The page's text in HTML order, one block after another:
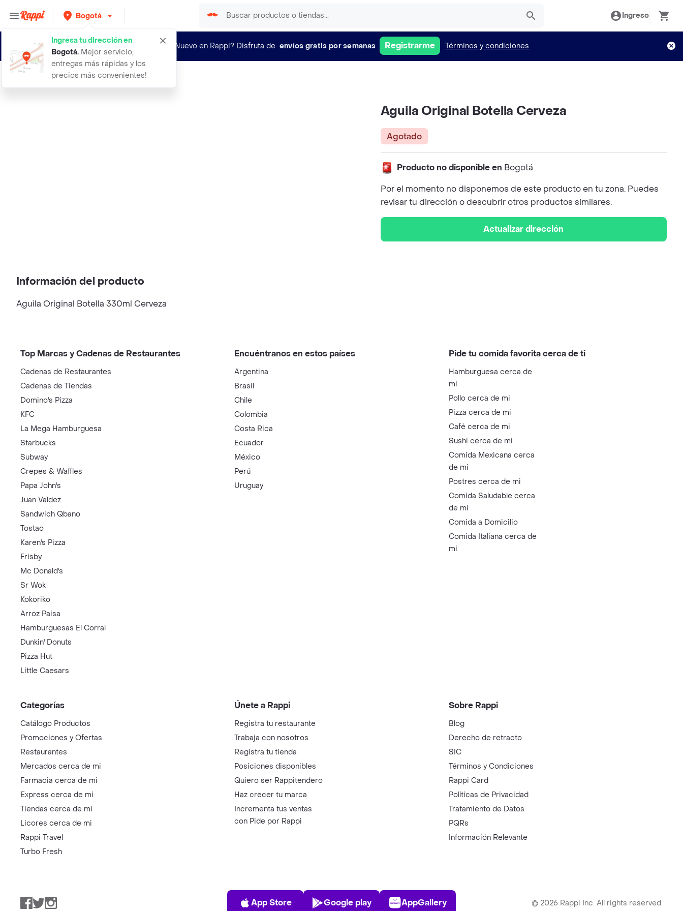
Bogotá
Ingresa tu dirección en
Bogotá. Mejor servicio,
entregas más rápidas y los
precios más convenientes!
Ingreso
¿Nuevo en Rappi? Disfruta de envíos gratis por semanas Registrarme Términos y condiciones
aguila original botella cerveza
Aguila Original Botella Cerveza
Agotado
Producto no disponible en Bogotá
Por el momento no disponemos de este producto en tu zona. Puedes
revisar tu dirección o descubrir otros productos similares.
Actualizar dirección
Información del producto
Aguila Original Botella 330ml Cerveza
Top Marcas y Cadenas de Restaurantes
Cadenas de Restaurantes
Cadenas de Tiendas
Domino's Pizza
KFC
La Mega Hamburguesa
Starbucks
Subway
Crepes & Waffles
Papa John's
Juan Valdez
Sandwich Qbano
Tostao
Karen's Pizza
Frisby
Mc Donald's
Sr Wok
Kokoriko
Arroz Paisa
Hamburguesas El Corral
Dunkin' Donuts
Pizza Hut
Little Caesars
Encuéntranos en estos países
Argentina
Brasil
Chile
Colombia
Costa Rica
Ecuador
México
Perú
Uruguay
Pide tu comida favorita cerca de ti
Hamburguesa cerca de
mi
Pollo cerca de mi
Pizza cerca de mi
Café cerca de mi
Sushi cerca de mi
Comida Mexicana cerca
de mi
Postres cerca de mi
Comida Saludable cerca
de mi
Comida a Domicilio
Comida Italiana cerca de
mi
Categorías
Catálogo Productos
Promociones y Ofertas
Restaurantes
Mercados cerca de mi
Farmacia cerca de mi
Express cerca de mi
Tiendas cerca de mi
Licores cerca de mi
Rappi Travel
Turbo Fresh
Únete a Rappi
Registra tu restaurante
Trabaja con nosotros
Registra tu tienda
Posiciones disponibles
Quiero ser Rappitendero
Haz crecer tu marca
Incrementa tus ventas
con Pide por Rappi
Sobre Rappi
Blog
Derecho de retracto
SIC
Términos y Condiciones
Rappi Card
Políticas de Privacidad
Tratamiento de Datos
PQRs
Información Relevante
Facebook
TwitterInstagram
App Store
App Store
Play Store
Google play
AppGallery
AppGallery © 2026 Rappi Inc. All rights reserved.